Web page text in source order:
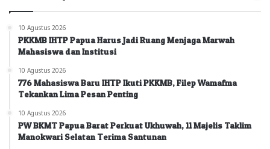
10 Agustus 2026
PKKMB IHTP Papua Harus Jadi Ruang Menjaga Marwah
Mahasiswa dan Institusi
10 Agustus 2026
776 Mahasiswa Baru IHTP Ikuti PKKMB, Filep Wamafma
Tekankan Lima Pesan Penting
10 Agustus 2026
PW BKMT Papua Barat Perkuat Ukhuwah, 11 Majelis Taklim
Manokwari Selatan Terima Santunan